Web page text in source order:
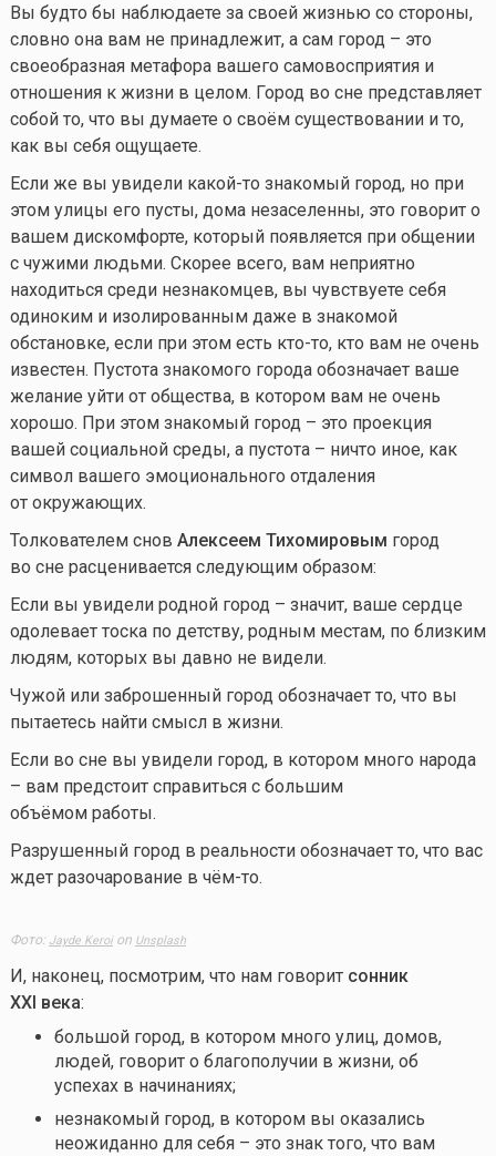
Вы будто бы наблюдаете за своей жизнью со стороны,
словно она вам не принадлежит, а сам город – это
своеобразная метафора вашего самовосприятия и
отношения к жизни в целом. Город во сне представляет
собой то, что вы думаете о своём существовании и то,
как вы себя ощущаете.
Если же вы увидели какой-то знакомый город, но при
этом улицы его пусты, дома незаселенны, это говорит о
вашем дискомфорте, который появляется при общении
с чужими людьми. Скорее всего, вам неприятно
находиться среди незнакомцев, вы чувствуете себя
одиноким и изолированным даже в знакомой
обстановке, если при этом есть кто-то, кто вам не очень
известен. Пустота знакомого города обозначает ваше
желание уйти от общества, в котором вам не очень
хорошо. При этом знакомый город – это проекция
вашей социальной среды, а пустота – ничто иное, как
символ вашего эмоционального отдаления
от окружающих.
Толкователем снов Алексеем Тихомировым город
во сне расценивается следующим образом:
Если вы увидели родной город – значит, ваше сердце
одолевает тоска по детству, родным местам, по близким
людям, которых вы давно не видели.
Чужой или заброшенный город обозначает то, что вы
пытаетесь найти смысл в жизни.
Если во сне вы увидели город, в котором много народа
– вам предстоит справиться с большим
объёмом работы.
Разрушенный город в реальности обозначает то, что вас
ждет разочарование в чём-то.
Фото: Jayde Keroion Unsplash
И, наконец, посмотрим, что нам говорит сонник
XXI века:
большой город, в котором много улиц, домов,
людей, говорит о благополучии в жизни, об
успехах в начинаниях;
незнакомый город, в котором вы оказались
неожиданно для себя – это знак того, что вам